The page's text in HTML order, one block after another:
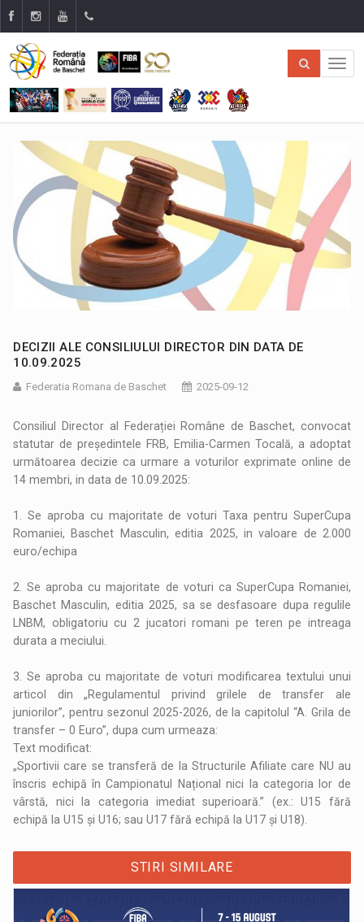
DECIZII ALE CONSILIULUI DIRECTOR DIN DATA DE
10.09.2025
Federatia Romana de Baschet 2025-09-12
Consiliul Director al Federației Române de Baschet, convocat
statutar de președintele FRB, Emilia-Carmen Tocală, a adoptat
următoarea decizie ca urmare a voturilor exprimate online de
14 membri, in data de 10.09.2025:
1. Se aproba cu majoritate de voturi Taxa pentru SuperCupa
Romaniei, Baschet Masculin, editia 2025, in valoare de 2.000
euro/echipa
2. Se aproba cu majoritate de voturi ca SuperCupa Romaniei,
Baschet Masculin, editia 2025, sa se desfasoare dupa regulile
LNBM, obligatoriu cu 2 jucatori romani pe teren pe intreaga
durata a meciului.
3. Se aproba cu majoritate de voturi modificarea textului unui
articol din „Regulamentul privind grilele de transfer ale
juniorilor”, pentru sezonul 2025-2026, de la capitolul “A. Grila de
transfer – 0 Euro”, dupa cum urmeaza:
Text modificat:
„Sportivii care se transferă de la Structurile Afiliate care NU au
înscris echipă în Campionatul Național nici la categoria lor de
vârstă, nici la categoria imediat superioară.” (ex.: U15 fără
echipă la U15 și U16; sau U17 fără echipă la U17 și U18).
STIRI SIMILARE